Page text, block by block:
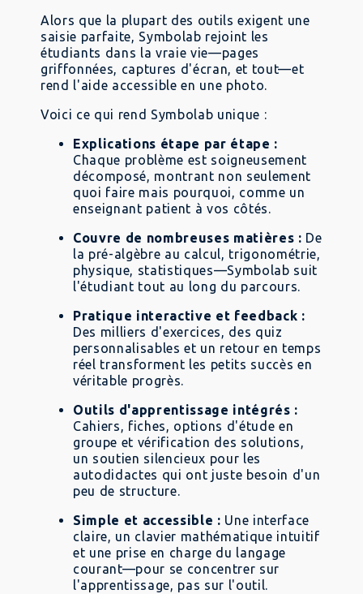
Alors que la plupart des outils exigent une
saisie parfaite, Symbolab rejoint les
étudiants dans la vraie vie—pages
griffonnées, captures d'écran, et tout—et
rend l'aide accessible en une photo.
Voici ce qui rend Symbolab unique :
Explications étape par étape :
Chaque problème est soigneusement
décomposé, montrant non seulement
quoi faire mais pourquoi, comme un
enseignant patient à vos côtés.
Couvre de nombreuses matières : De
la pré-algèbre au calcul, trigonométrie,
physique, statistiques—Symbolab suit
l'étudiant tout au long du parcours.
Pratique interactive et feedback :
Des milliers d'exercices, des quiz
personnalisables et un retour en temps
réel transforment les petits succès en
véritable progrès.
Outils d'apprentissage intégrés :
Cahiers, fiches, options d'étude en
groupe et vérification des solutions,
un soutien silencieux pour les
autodidactes qui ont juste besoin d'un
peu de structure.
Simple et accessible : Une interface
claire, un clavier mathématique intuitif
et une prise en charge du langage
courant—pour se concentrer sur
l'apprentissage, pas sur l'outil.